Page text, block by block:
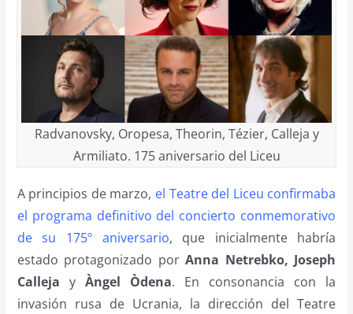
Radvanovsky, Oropesa, Theorin, Tézier, Calleja y
Armiliato. 175 aniversario del Liceu
A principios de marzo, el Teatre del Liceu confirmaba
el programa definitivo del concierto conmemorativo
de su 175º aniversario, que inicialmente habría
estado protagonizado porAnna Netrebko, Joseph
Calleja y Àngel Òdena. En consonancia con la
invasión rusa de Ucrania, la dirección del Teatre